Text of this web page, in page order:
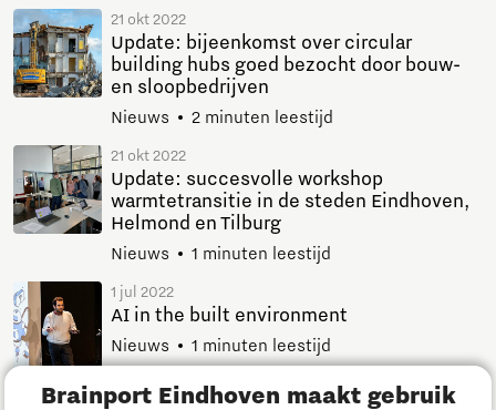
Brainport Eindhoven maakt gebruik
21 okt 2022
Update: bijeenkomst over circular
building hubs goed bezocht door bouw-
en sloopbedrijven
Nieuws 2 minuten leestijd
21 okt 2022
Update: succesvolle workshop
warmtetransitie in de steden Eindhoven,
Helmond en Tilburg
Nieuws 1 minuten leestijd
1 jul 2022
AI in the built environment
Nieuws 1 minuten leestijd
29 jun 2022